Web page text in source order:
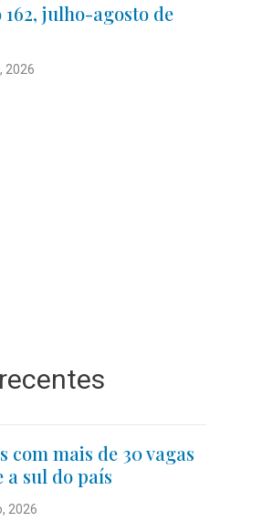
julho-agosto de
2026
com mais de 30 vagas
a sul do país
2026